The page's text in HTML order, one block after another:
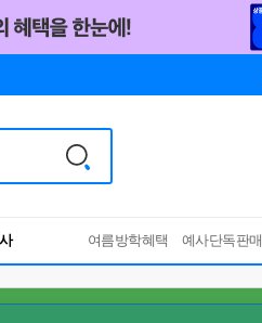
여름방학혜택 예사단독판매